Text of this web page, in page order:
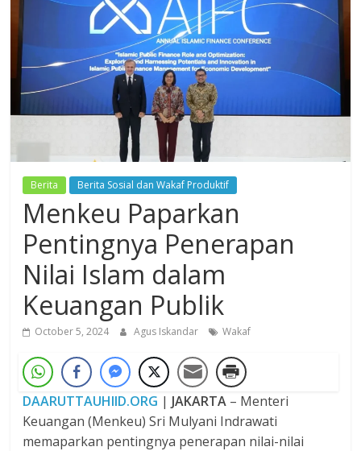
Fikir,
Ikhtiar
Berita Berita Sosial dan Wakaf Produktif
Menkeu Paparkan
Pentingnya Penerapan
Nilai Islam dalam
Keuangan Publik
October 5, 2024 Agus Iskandar Wakaf
DAARUTTAUHIID.ORG | JAKARTA – Menteri
Keuangan (Menkeu) Sri Mulyani Indrawati
memaparkan pentingnya penerapan nilai-nilai